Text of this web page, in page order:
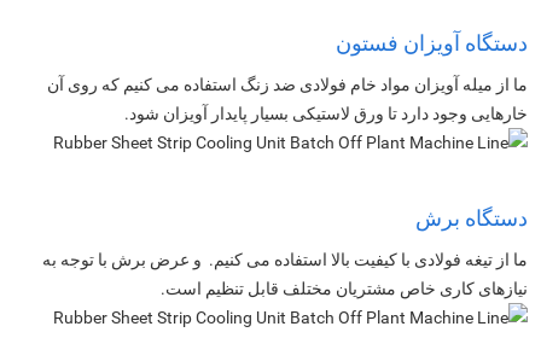
دستگاه آویزان فستون
ما از میله آویزان مواد خام فولادی ضد زنگ استفاده می کنیم که روی آن
خارهایی وجود دارد تا ورق لاستیکی بسیار پایدار آویزان شود.
دستگاه برش
ما از تیغه فولادی با کیفیت بالا استفاده می کنیم. و عرض برش با توجه به
نیازهای کاری خاص مشتریان مختلف قابل تنظیم است.